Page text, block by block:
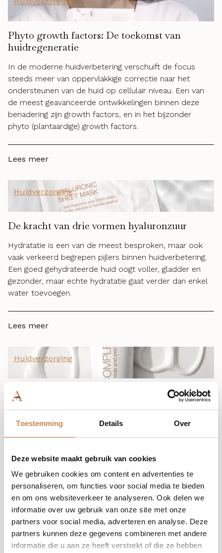
Toestemming Details Over
Deze website maakt gebruik van cookies
We gebruiken cookies om content en advertenties te
personaliseren, om functies voor social media te bieden
en om ons websiteverkeer te analyseren. Ook delen we
informatie over uw gebruik van onze site met onze
partners voor social media, adverteren en analyse. Deze
partners kunnen deze gegevens combineren met andere
informatie die u aan ze heeft verstrekt of die ze hebben
Phyto growth factors: De toekomst van
huidregeneratie
In de moderne huidverbetering verschuift de focus
steeds meer van oppervlakkige correctie naar het
ondersteunen van de huid op cellulair niveau. Een van
de meest geavanceerde ontwikkelingen binnen deze
benadering zijn growth factors, en in het bijzonder
phyto (plantaardige) growth factors.
Lees meer
Huidverzorging
De kracht van drie vormen hyaluronzuur
Hydratatie is een van de meest besproken, maar ook
vaak verkeerd begrepen pijlers binnen huidverbetering.
Een goed gehydrateerde huid oogt voller, gladder en
gezonder, maar echte hydratatie gaat verder dan enkel
water toevoegen.
Lees meer
Huidverzorging
Niacinamide: de stille kracht waar je huid op
heeft gewacht
In de wereld van huidverzorging schreeuwen sommige
ingrediënten om aandacht. Andere werken stil,
door resultaten in plaats van lawaai. Niacinamide, ook
bekend als vitamine B3, behoort duidelijk tot die
tweede categorie.
Huidverzorging